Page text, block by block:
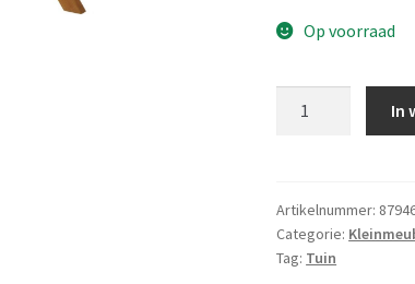
Op voorraad
Bijzettafel
-
Butlertray
In
Artikelnummer:
Categorie:
Tag: Tuin